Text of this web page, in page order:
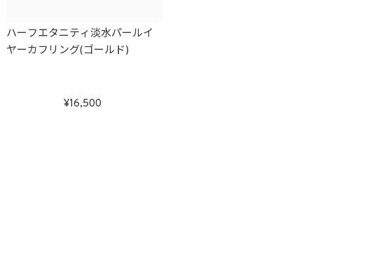
ハーフエタニティ淡水パールイ
ヤーカフリング(ゴールド)
16,500